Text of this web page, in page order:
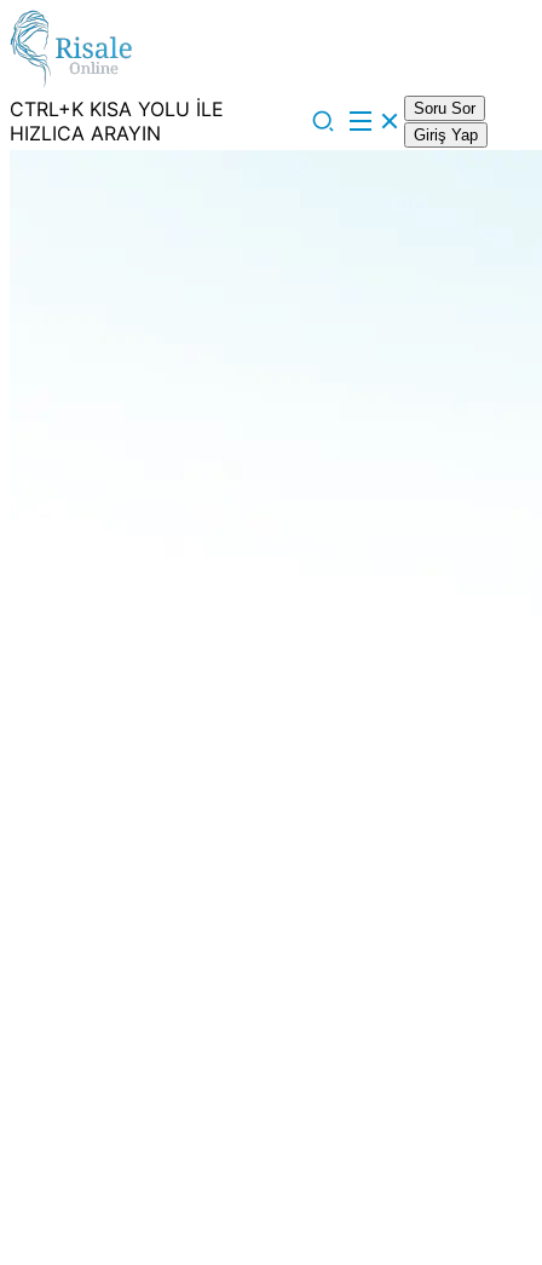
CTRL+K KISA YOLU İLE
HIZLICA ARAYIN
Soru Sor
Giriş Yap